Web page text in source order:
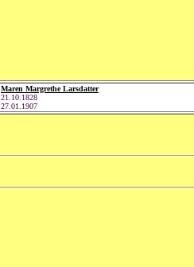
Maren Margrethe Larsdatter
21.10.1828
27.01.1907